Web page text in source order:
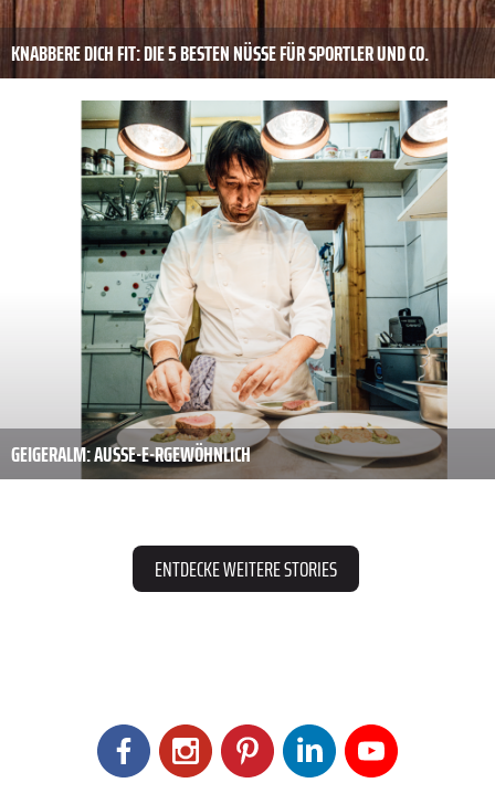
KNABBERE DICH FIT: DIE 5 BESTEN NÜSSE FÜR SPORTLER UND CO.
GEIGERALM: AUSSE-E-R­GEWÖHNLICH
ENTDECKE WEITERE STORIES